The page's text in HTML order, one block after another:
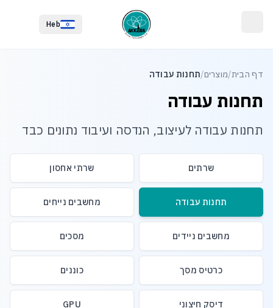
Heb
דף הבית/מוצרים/תחנות עבודה
תחנות עבודה
תחנות עבודה לעיצוב, הנדסה ועיבוד נתונים כבד
שרתים שרתי אחסון
תחנות עבודה מחשבים נייחים
מחשבים ניידים מסכים
כרטיס מסך כוננים
דיסק חיצוני GPU